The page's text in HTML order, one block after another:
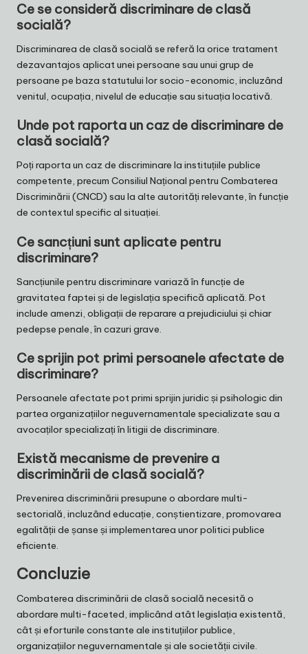
Ce se consideră discriminare de clasă
socială?
Discriminarea de clasă socială se referă la orice tratament
dezavantajos aplicat unei persoane sau unui grup de
persoane pe baza statutului lor socio-economic, incluzând
venitul, ocupația, nivelul de educație sau situația locativă.
Unde pot raporta un caz de discriminare de
clasă socială?
Poți raporta un caz de discriminare la instituțiile publice
competente, precum Consiliul Național pentru Combaterea
Discriminării (CNCD) sau la alte autorități relevante, în funcție
de contextul specific al situației.
Ce sancțiuni sunt aplicate pentru
discriminare?
Sancțiunile pentru discriminare variază în funcție de
gravitatea faptei și de legislația specifică aplicată. Pot
include amenzi, obligații de reparare a prejudiciului și chiar
pedepse penale, în cazuri grave.
Ce sprijin pot primi persoanele afectate de
discriminare?
Persoanele afectate pot primi sprijin juridic și psihologic din
partea organizațiilor neguvernamentale specializate sau a
avocaților specializați în litigii de discriminare.
Există mecanisme de prevenire a
discriminării de clasă socială?
Prevenirea discriminării presupune o abordare multi-
sectorială, incluzând educație, conștientizare, promovarea
egalității de șanse și implementarea unor politici publice
eficiente.
Concluzie
Combaterea discriminării de clasă socială necesită o
abordare multi-faceted, implicând atât legislația existentă,
cât și eforturile constante ale instituțiilor publice,
organizațiilor neguvernamentale și ale societății civile.